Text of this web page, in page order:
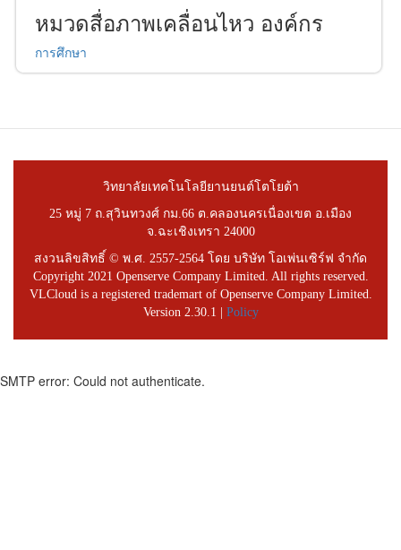
หมวดสื่อภาพเคลื่อนไหว องค์กร
การศึกษา
วิทยาลัยเทคโนโลยียานยนต์โตโยต้า
25 หมู่ 7 ถ.สุวินทวงศ์ กม.66 ต.คลองนครเนื่องเขต อ.เมือง
จ.ฉะเชิงเทรา 24000
สงวนลิขสิทธิ์ © พ.ศ. 2557-2564 โดย บริษัท โอเพ่นเซิร์ฟ จำกัด
Copyright 2021 Openserve Company Limited. All rights reserved.
VLCloud is a registered trademart of Openserve Company Limited.
Version 2.30.1 | Policy
SMTP error: Could not authenticate.